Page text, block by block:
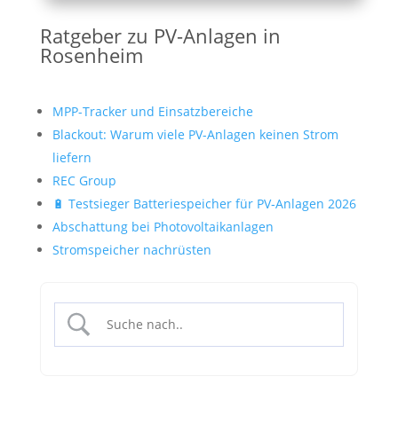
Ratgeber zu PV-Anlagen in
Rosenheim
MPP-Tracker und Einsatzbereiche
Blackout: Warum viele PV-Anlagen keinen Strom
liefern
REC Group
🔋 Testsieger Batteriespeicher für PV‑Anlagen 2026
Abschattung bei Photovoltaikanlagen
Stromspeicher nachrüsten